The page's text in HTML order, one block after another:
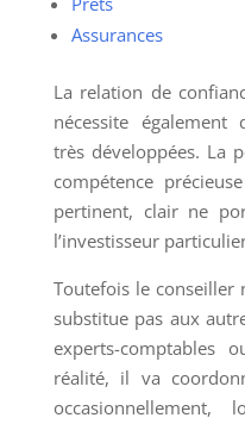
Assurances
La relation de
nécessite également
très développées. La
compétence
pertinent, clair ne
l’investisseur
Toutefois le conseiller
substitue pas aux
experts-comptables
réalité, il va
occasionnellement,